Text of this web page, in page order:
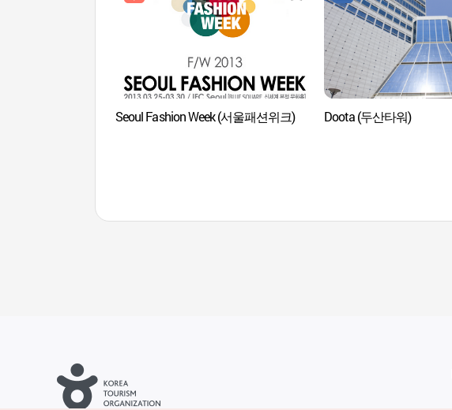
Seoul Fashion Week (서울패션위크) Doota (두산타워)